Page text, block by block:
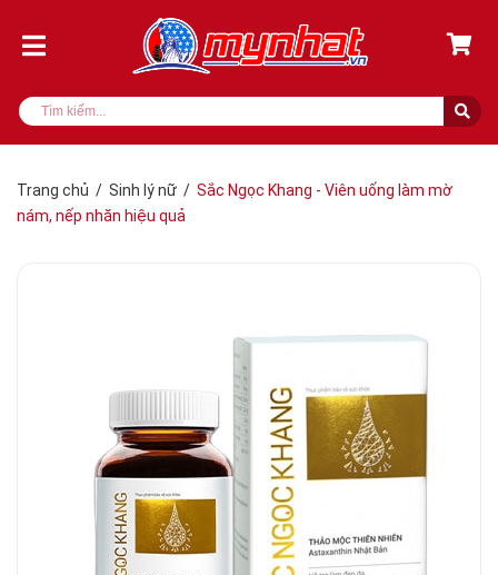
Trang chủ / Sinh lý nữ / Sắc Ngọc Khang - Viên uống làm mờ
nám, nếp nhăn hiệu quả